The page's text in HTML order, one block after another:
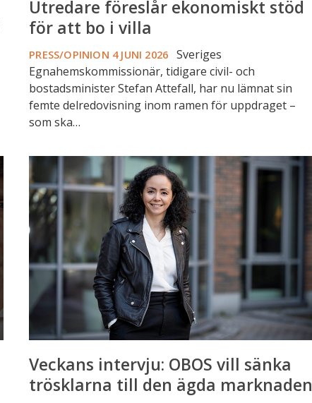
Utredare föreslår ekonomiskt stöd
för att bo i villa
PRESS/OPINION 4 JUNI 2026 Sveriges
Egnahemskommissionär, tidigare civil- och
bostadsminister Stefan Attefall, har nu lämnat sin
femte delredovisning inom ramen för uppdraget –
som ska…
intervju:
OBOS
vill
sänka
trösklarna
den
ägda
marknaden
Veckans intervju: OBOS vill sänka
trösklarna till den ägda marknaden